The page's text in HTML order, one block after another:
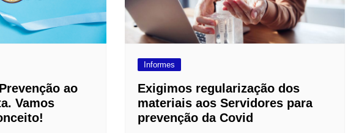
ao
Vamos
Informes
Exigimos regularização dos
materiais aos Servidores para
prevenção da Covid